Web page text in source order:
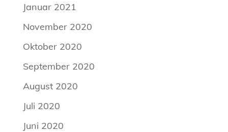
Januar 2021
November 2020
Oktober 2020
September 2020
August 2020
Juli 2020
Juni 2020